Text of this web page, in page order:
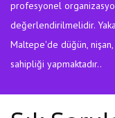
profesyonel
değerlendirilmelidir.
Maltepe'de düğün,
sahipliği yapmaktadır..